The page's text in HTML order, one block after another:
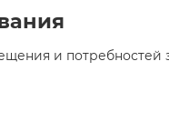
и потребностей